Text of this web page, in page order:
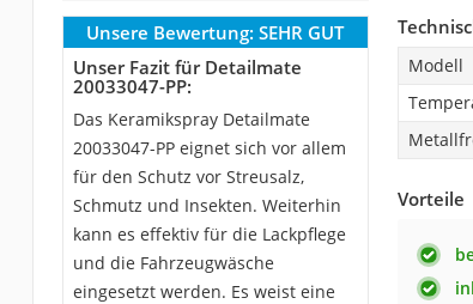
Unsere Bewertung: SEHR GUT
Unser Fazit für Detailmate
20033047-PP:
Das Keramikspray Detailmate
20033047-PP eignet sich vor allem
für den Schutz vor Streusalz,
Schmutz und Insekten. Weiterhin
kann es effektiv für die Lackpflege
und die Fahrzeugwäsche
eingesetzt werden. Es weist eine
Modell
Vorteile